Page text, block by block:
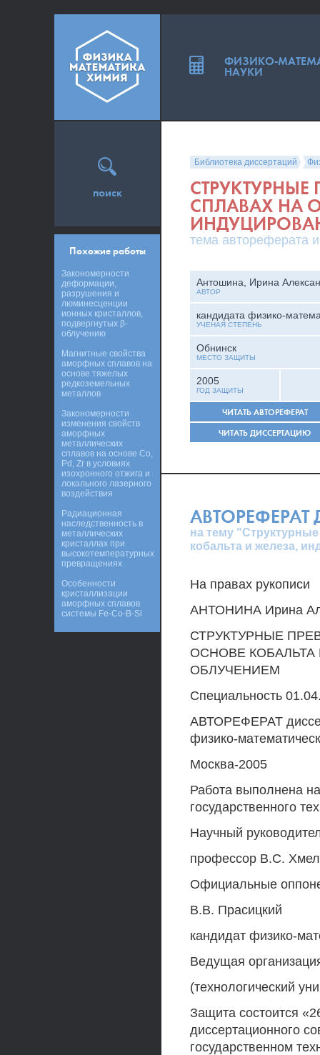
Библиотека диссертаций
СПЛАВАХ НА
тема автореферата
Антошина, Ирина
АВТОР
кандидата физико-
УЧЕНАЯ СТЕПЕНЬ
Обнинск
МЕСТО ЗАЩИТЫ
2005
ГОД ЗАЩИТЫ
ЧИТАТЬ АВТОРЕФЕРАТ
ЧИТАТЬ ДИССЕРТАЦИЮ
АВТОРЕФЕРАТ
на тему
кобальта и железа,
На правах рукописи
АНТОНИНА Ирина
СТРУКТУРНЫЕ
ОСНОВЕ
ОБЛУЧЕНИЕМ
Специальность
АВТОРЕФЕРАТ
физико-
Москва-2005
Работа выполнена
государственного
Научный
профессор В.С.
Официальные
В.В. Прасицкий
кандидат физико-
Ведущая
(технологический
Защита состоится
диссертационного
государственном
поиск
Похожие работы
Закономерности
деформации,
разрушения и
люминесценции
ионных кристаллов,
подвергнутых β-
облучению
Магнитные свойства
аморфных сплавов на
основе тяжелых
редкоземельных
металлов
Закономерности
изменения свойств
аморфных
металлических
сплавов на основе Co,
Pd, Zr в условиях
изохронного отжига и
локального лазерного
воздействия
Радиационная
наследственность в
металлических
кристаллах при
высокотемпературных
превращениях
Особенности
кристаллизации
аморфных сплавов
системы Fe-Co-B-Si
ФИЗИКО-
НАУКИ